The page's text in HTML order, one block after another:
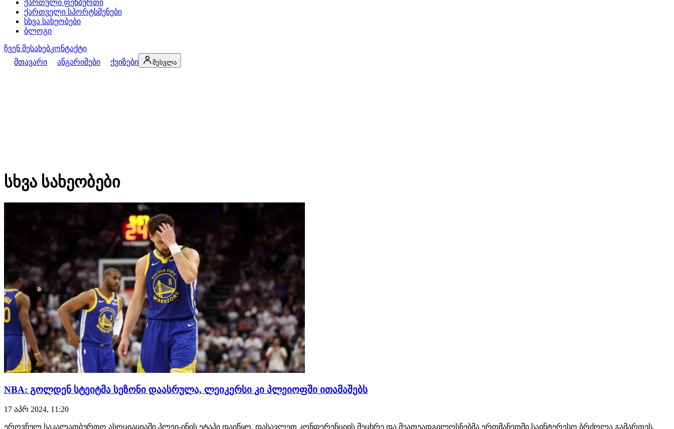
ქართული ფეხბურთი
ქართველი სპორტსმენები
სხვა სახეობები
ბლოგი
ჩვენ შესახებკონტაქტი
მთავარი
ანგარიშები ქვიზები შესვლა
სხვა სახეობები
NBA: გოლდენ სტეიტმა სეზონი დაასრულა, ლეიკერსი კი პლეიოფში ითამაშებს
17 აპრ 2024, 11:20
ეროვნულ საკალათბურთო ასოციაციაში პლეი-ინის ეტაპი დაიწყო. დასავლეთ კონფერენციის მეცხრე და მეათეადგილოსნებმა ერთმანეთში საინტერესო ბრძოლა გამართეს,